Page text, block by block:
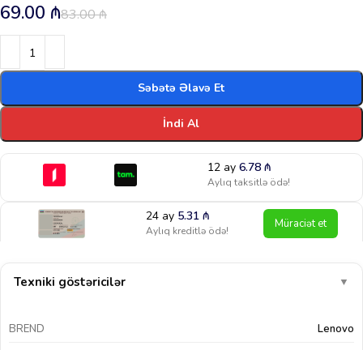
83.00₼
69.00 ₼
Səbətə Əlavə Et
İndi Al
12 ay 6.78 ₼
Aylıq taksitlə ödə!
24 ay 5.31₼
Aylıq kreditlə ödə! Müraciət et
Texniki göstəricilər ▼
BREND Lenovo